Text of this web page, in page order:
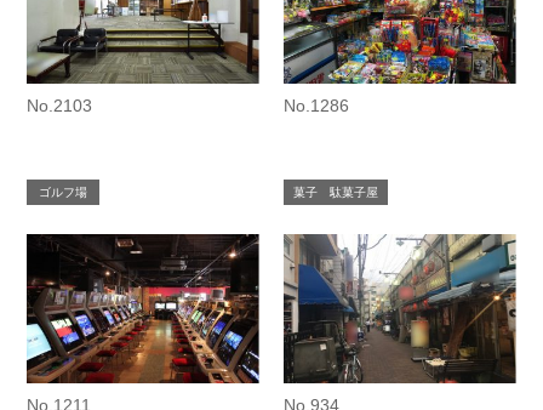
No.2103
ゴルフ場
No.1286
菓子 駄菓子屋
No.1211 No.934